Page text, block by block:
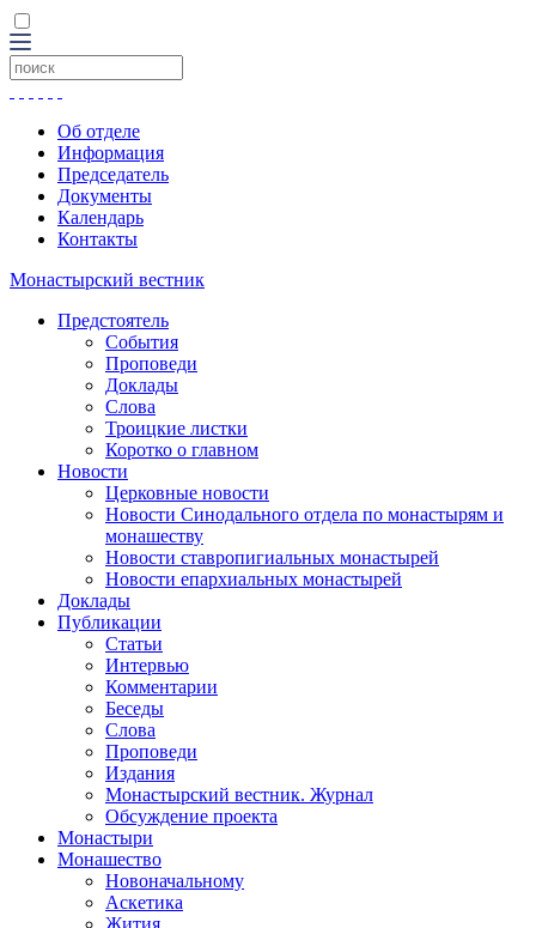
Об отделе
Информация
Председатель
Документы
Календарь
Контакты
Монастырский вестник
Предстоятель
События
Проповеди
Доклады
Слова
Троицкие листки
Коротко о главном
Новости
Церковные новости
Новости Синодального отдела по монастырям и
монашеству
Новости ставропигиальных монастырей
Новости епархиальных монастырей
Доклады
Публикации
Статьи
Интервью
Комментарии
Беседы
Слова
Проповеди
Издания
Монастырский вестник. Журнал
Обсуждение проекта
Монастыри
Монашество
Новоначальному
Аскетика
Жития